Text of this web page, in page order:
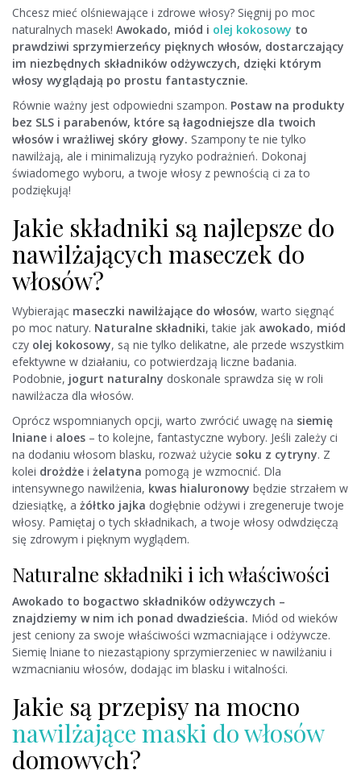
Chcesz mieć olśniewające i zdrowe włosy? Sięgnij po moc
naturalnych masek! Awokado, miód i olej kokosowy to
prawdziwi sprzymierzeńcy pięknych włosów, dostarczający
im niezbędnych składników odżywczych, dzięki którym
włosy wyglądają po prostu fantastycznie.
Równie ważny jest odpowiedni szampon. Postaw na produkty
bez SLS i parabenów, które są łagodniejsze dla twoich
włosów i wrażliwej skóry głowy. Szampony te nie tylko
nawilżają, ale i minimalizują ryzyko podrażnień. Dokonaj
świadomego wyboru, a twoje włosy z pewnością ci za to
podziękują!
Jakie składniki są najlepsze do
nawilżających maseczek do
włosów?
Wybierając maseczki nawilżające do włosów, warto sięgnąć
po moc natury. Naturalne składniki, takie jak awokado, miód
czy olej kokosowy, są nie tylko delikatne, ale przede wszystkim
efektywne w działaniu, co potwierdzają liczne badania.
Podobnie, jogurt naturalny doskonale sprawdza się w roli
nawilżacza dla włosów.
Oprócz wspomnianych opcji, warto zwrócić uwagę na siemię
lniane i aloes – to kolejne, fantastyczne wybory. Jeśli zależy ci
na dodaniu włosom blasku, rozważ użycie soku z cytryny. Z
kolei drożdże i żelatyna pomogą je wzmocnić. Dla
intensywnego nawilżenia, kwas hialuronowy będzie strzałem w
dziesiątkę, a żółtko jajka dogłębnie odżywi i zregeneruje twoje
włosy. Pamiętaj o tych składnikach, a twoje włosy odwdzięczą
się zdrowym i pięknym wyglądem.
Naturalne składniki i ich właściwości
Awokado to bogactwo składników odżywczych –
znajdziemy w nim ich ponad dwadzieścia. Miód od wieków
jest ceniony za swoje właściwości wzmacniające i odżywcze.
Siemię lniane to niezastąpiony sprzymierzeniec w nawilżaniu i
wzmacnianiu włosów, dodając im blasku i witalności.
Jakie są przepisy na mocno
nawilżające maski do włosów
domowych?